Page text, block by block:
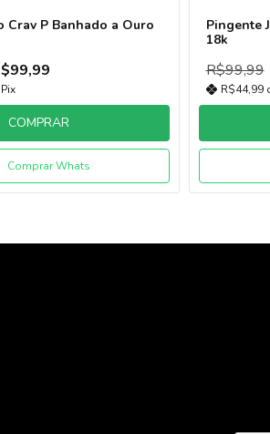
Crav P Banhado a Ouro
Pix
COMPRAR
Comprar Whats
Pingente
18k
R$99,99
R$44,99